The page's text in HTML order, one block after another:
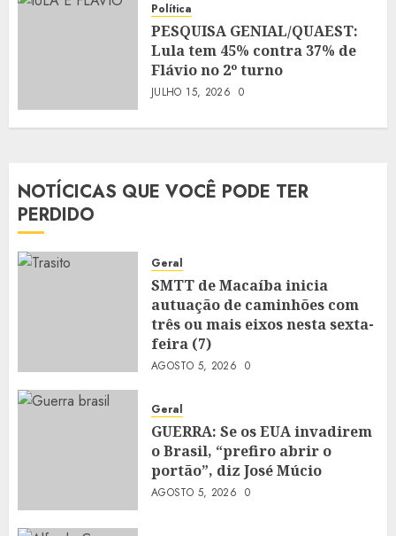
Política
PESQUISA GENIAL/QUAEST:
Lula tem 45% contra 37% de
Flávio no 2º turno
JULHO 15, 2026 0
NOTÍCICAS QUE VOCÊ PODE TER
PERDIDO
Geral
SMTT de Macaíba inicia
autuação de caminhões com
três ou mais eixos nesta sexta-
feira (7)
AGOSTO 5, 2026 0
Geral
GUERRA: Se os EUA invadirem
o Brasil, “prefiro abrir o
portão”, diz José Múcio
AGOSTO 5, 2026 0